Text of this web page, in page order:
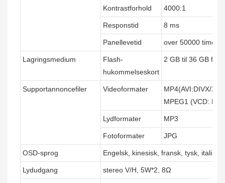
Kontrastforhold 4000:1
Responstid 8 ms
Panellevetid over 50000 timer
Lagringsmedium
Flash-
hukommelseskort
2 GB til 36 GB for
Supportannoncefiler Videoformater
MP4(AVI:DIVX/
MPEG1 (VCD:
Lydformater MP3
Fotoformater JPG
OSD-sprog Engelsk, kinesisk, fransk, tysk,
Lydudgang stereo V/H, 5W*2, 8Ω